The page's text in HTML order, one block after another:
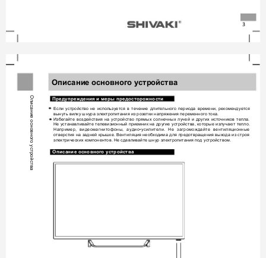
3
Описание основного устройства
Описание основного устройства Предупреждения и меры предосторожности
Если устройство не используется в течение длительного периода времени,
рекомендуется
вынуть вилку шнура электропитания из розетки напряжения переменного тока.
Избегайте воздействия на устройство прямых солнечных лучей и других источников тепла.
Не устанавливайте телевизионный приемник на другие устройства, которые излучают тепло.
Например, видеомагнитофоны, аудио-усилители. Не загромождайте
вентиляционные
отверстия на задней крышке. Вентиляция необходима для предотвращения выхода из строя
электрических компонентов. Не сдавливайте шнур электропитания под устройством.
Описание основного устройства